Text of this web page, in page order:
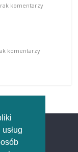
komentarzy
komentarzy
Redakcja